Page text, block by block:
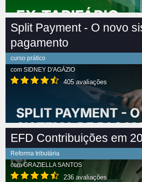
Split Payment - O novo
pagamento
curso prático
com SIDNEY D'AGÁZIO
405 avaliações
EFD Contribuições em
Reforma tributária
comGRAZIELLA SANTOS
236 avaliações